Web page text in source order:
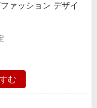
ァッション デザイ
む